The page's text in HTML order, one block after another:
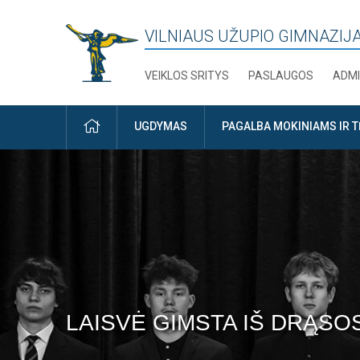
VILNIAUS UŽUPIO
VEIKLOS SRITYS PASLAUGOS
PRADŽIAUGDYMAS PAGALBA MOKINIAMS IR
LAISVĖ GIMSTA IŠ
„NENUGALĖK. NESIGINK.